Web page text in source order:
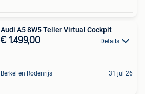
Audi A5 8W5 Teller Virtual Cockpit
€ 1.499,00 Details
Berkel en Rodenrijs 31 jul 26